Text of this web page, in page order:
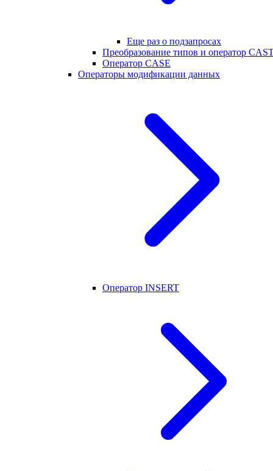
Еще раз о подзапросах
Преобразование типов и оператор
Оператор CASE
Операторы модификации данных
Оператор INSERT